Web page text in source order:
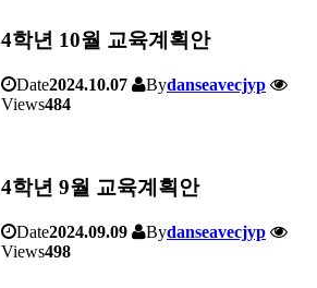
4학년 10월 교육계획안
Date2024.10.07 Bydanseavecjyp
Views484
4학년 9월 교육계획안
Date2024.09.09 Bydanseavecjyp
Views498